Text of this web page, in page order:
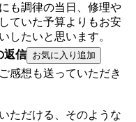
も調律の当日、修理や
ていた予算よりもお安
したいと思います。
返信
感想も送っていただき
ただける、そのような